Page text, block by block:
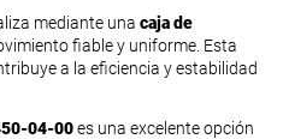
mediante una caja de
fiable y uniforme. Esta
a la eficiencia y estabilidad
04-00es una excelente opción